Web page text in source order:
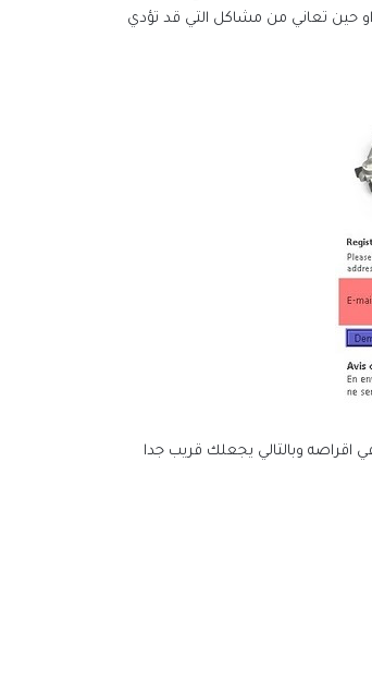
او حين تعاني من مشاكل التي قد تؤدي
اقراصه وبالتالي يجعلك قريب جدا